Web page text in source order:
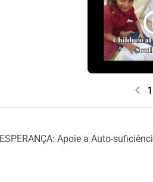
chevron_left
Apoie a Auto-